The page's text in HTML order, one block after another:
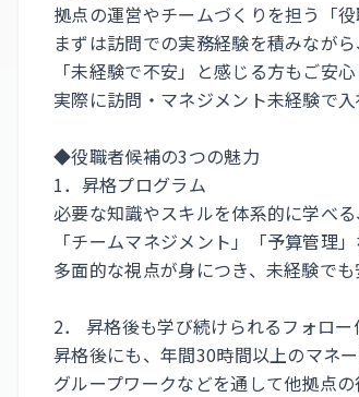
拠点の運営やチームづくりを担う「
まずは訪問での実務経験を積みなが
「未経験で不安」と感じる方もご安
実際に訪問・マネジメント未経験で
◆役職者候補の3つの魅力
1．昇格プログラム
必要な知識やスキルを体系的に学べ
「チームマネジメント」「予算管理
多面的な視点が身につき、未経験で
2． 昇格後も学び続けられるフォロー
昇格後にも、年間30時間以上のマネー
グループワークなどを通して他拠点